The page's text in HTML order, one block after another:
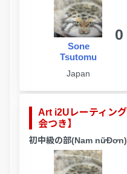
Sone
Tsutomu
Japan
0
Art i2Uレーティン
会つき】
初中級の部(Nam nữĐơn)